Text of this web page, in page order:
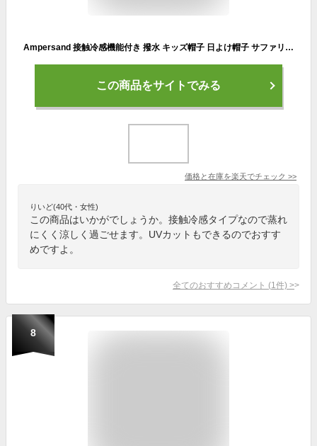
Ampersand 接触冷感機能付き 撥水 キッズ帽子 日よけ帽子 サファリハット キッズ uvカット メッシュ 夏 女の子 男の子 タレ付き 日除け付き キッズぼうし 水遊び 50cm 52cm 54cm はっ水 つば広 海 プール 水遊び 外遊び 川遊び 海水浴 アウトドア 山 保冷剤L368015
この商品をサイトでみる
価格と在庫を楽天でチェック >>
りいど(40代・女性)
この商品はいかがでしょうか。接触冷感タイプなので蒸れ
にくく涼しく過ごせます。UVカットもできるのでおすす
めですよ。
全てのおすすめコメント (1 件) >
8